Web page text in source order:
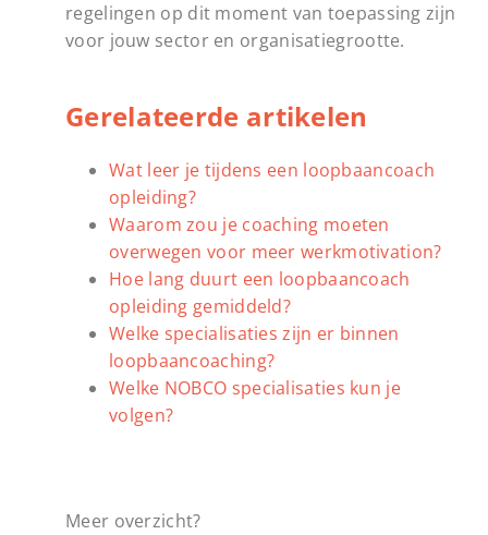
regelingen op dit moment van toepassing zijn
voor jouw sector en organisatiegrootte.
Gerelateerde artikelen
Wat leer je tijdens een loopbaancoach
opleiding?
Waarom zou je coaching moeten
overwegen voor meer werkmotivation?
Hoe lang duurt een loopbaancoach
opleiding gemiddeld?
Welke specialisaties zijn er binnen
loopbaancoaching?
Welke NOBCO specialisaties kun je
volgen?
Meer overzicht?